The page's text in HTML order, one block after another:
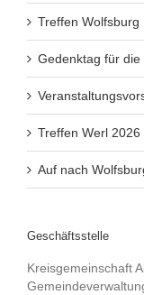
Treffen Wolfsburg
Gedenktag für
Treffen Werl 2026
Auf nach
Geschäftsstelle
Kreisgemeinschaft